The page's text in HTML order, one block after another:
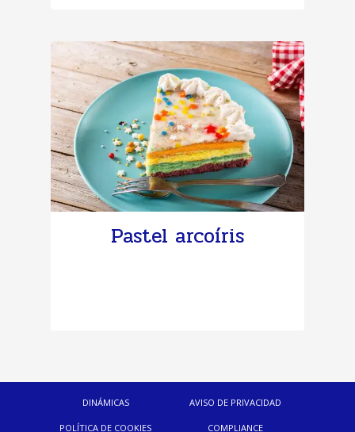
Pastel arcoíris
DINÁMICAS AVISO DE PRIVACIDAD
POLÍTICA DE COOKIES COMPLIANCE